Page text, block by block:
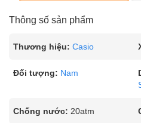
Thông số sản phẩm
Thương hiệu: Casio
Đối tượng: Nam
Chống nước: 20atm